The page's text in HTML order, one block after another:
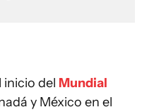
inicio del Mundial
y México en el